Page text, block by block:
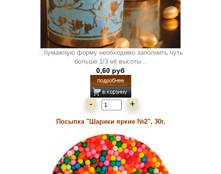
...бумажную форму необходимо заполнить чуть
больше 1/3 её высоты...
0,60 руб
- +
Посыпка "Шарики яркие №2", 30г.